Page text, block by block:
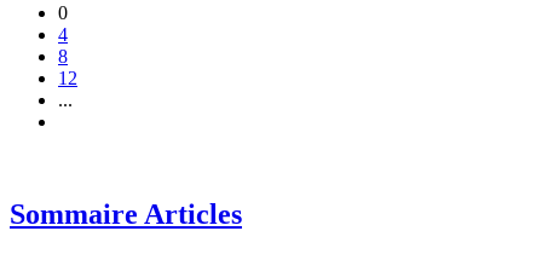
0
4
8
12
...
Sommaire Articles